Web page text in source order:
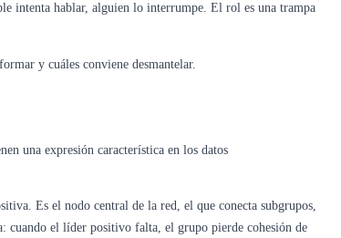
intenta hablar, alguien lo interrumpe. El rol es una trampa
y cuáles conviene desmantelar.
una expresión característica en los datos
Es el nodo central de la red, el que conecta subgrupos,
cuando el líder positivo falta, el grupo pierde cohesión de